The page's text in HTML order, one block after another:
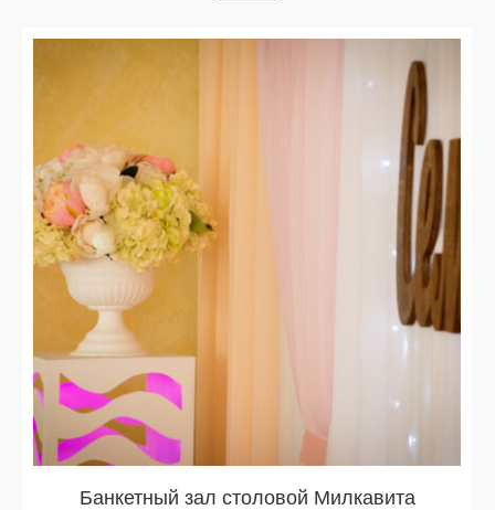
Банкетный зал столовой Милкавита